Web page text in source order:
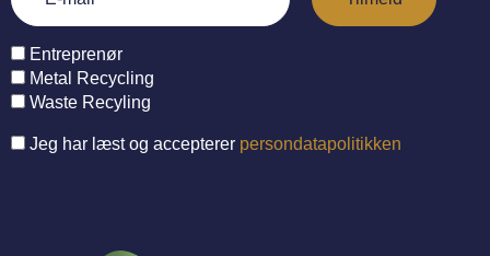
Entreprenør
Metal Recycling
Waste Recyling
Jeg har læst og accepterer persondatapolitikken